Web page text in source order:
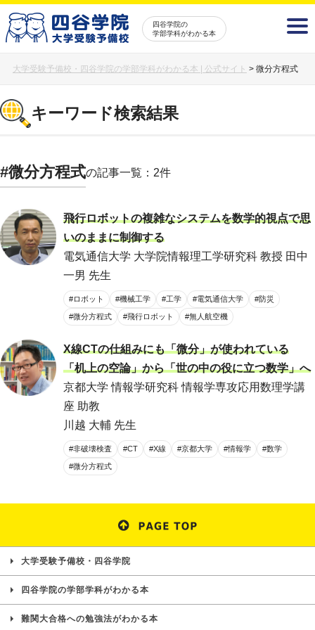
四谷学院の
学部学科がわかる本
大学受験予備校・四谷学院の学部学科がわかる本 | 公式サイト > 微分方程式
キーワード検索結果
#微分方程式の記事一覧：2件
飛行ロボットの複雑なシステムを数学的視点で思
いのままに制御する
電気通信大学 大学院情報理工学研究科 教授 田中
一男 先生
#ロボット #機械工学 #工学 #電気通信大学 #防災
#微分方程式 #飛行ロボット #無人航空機
X線CTの仕組みにも「微分」が使われている
「机上の空論」から「世の中の役に立つ数学」へ
京都大学 情報学研究科 情報学専攻応用数理学講
座 助教
川越 大輔 先生
#非破壊検査 #CT #X線 #京都大学 #情報学 #数学
#微分方程式
大学受験予備校・四谷学院
四谷学院の学部学科がわかる本
難関大合格への勉強法がわかる本